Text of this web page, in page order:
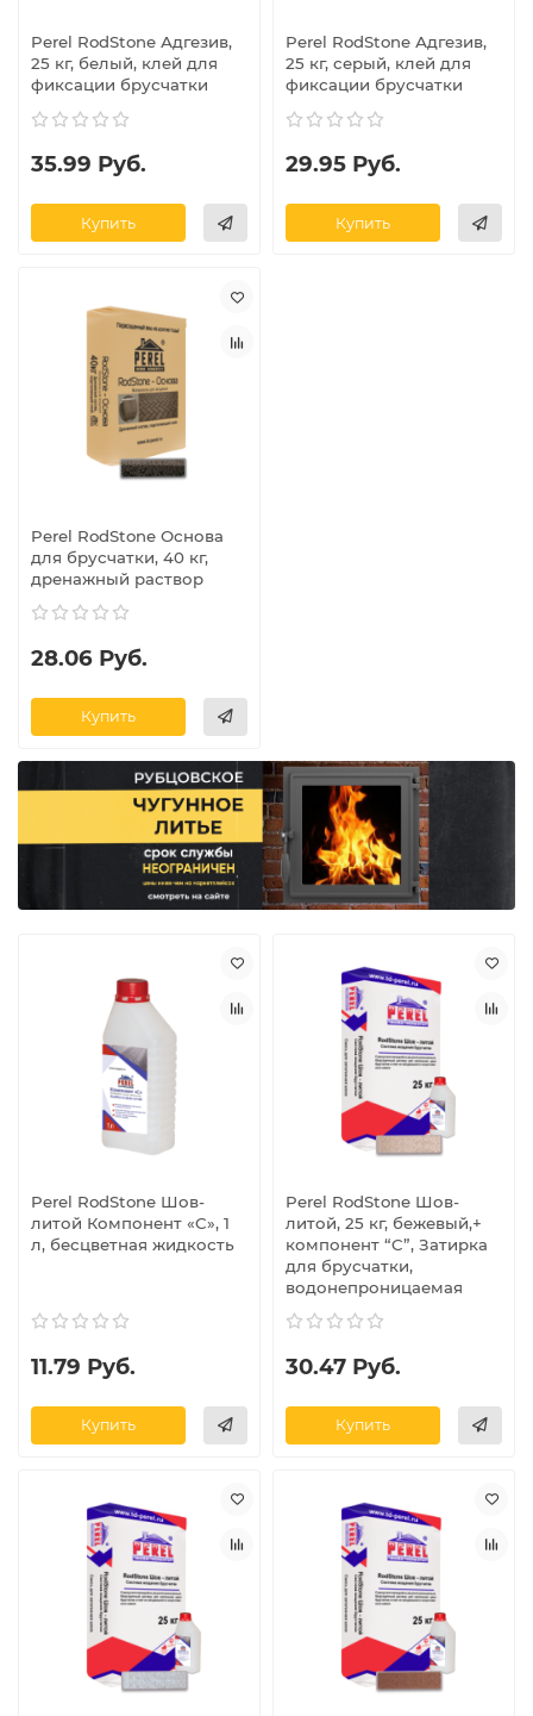
Perel RodStone Адгезив,
25 кг, белый, клей для
фиксации брусчатки
35.99 Руб.
Купить
Perel RodStone Адгезив,
25 кг, серый, клей для
фиксации брусчатки
29.95 Руб.
Купить
Perel RodStone Основа
для брусчатки, 40 кг,
дренажный раствор
28.06 Руб.
Купить
Perel RodStone Шов-
литой Компонент «C», 1
л, бесцветная жидкость
11.79 Руб.
Купить
Perel RodStone Шов-
литой, 25 кг, бежевый,+
компонент “C”, Затирка
для брусчатки,
водонепроницаемая
30.47 Руб.
Купить